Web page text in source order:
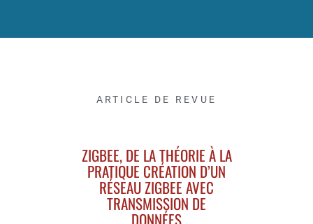
ARTICLE DE REVUE
ZIGBEE, DE LA THÉORIE À LA
PRATIQUE CRÉATION D’UN
RÉSEAU ZIGBEE AVEC
TRANSMISSION DE
DONNÉES